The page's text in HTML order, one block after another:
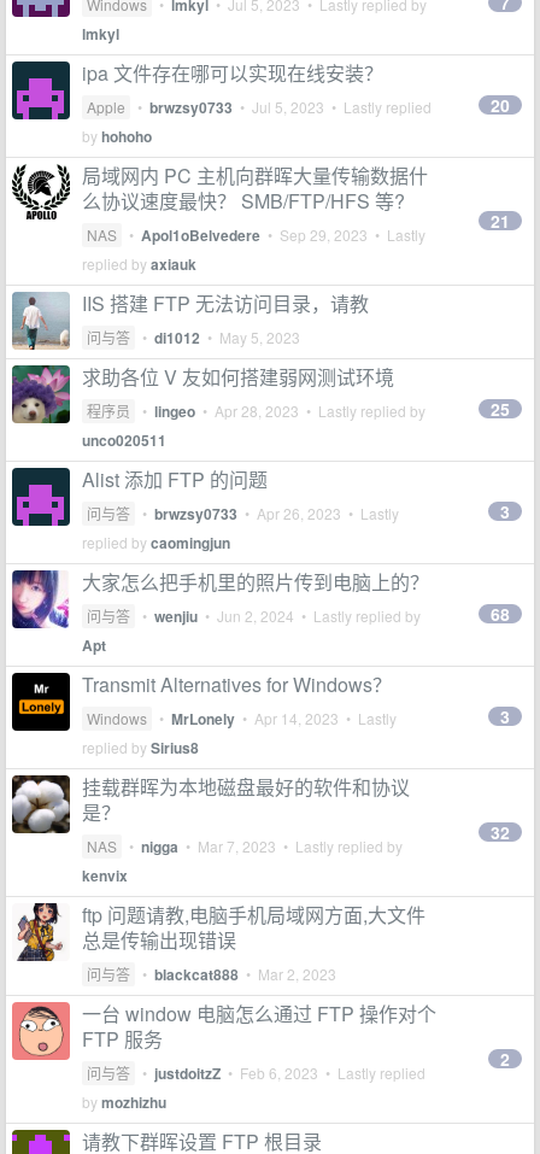
Windows • lmkyl • Jul 5, 2023 • Lastly replied by
lmkyl
ipa 文件存在哪可以实现在线安装？
Apple • brwzsy0733 • Jul 5, 2023 • Lastly replied
byhohoho
20
局域网内 PC 主机向群晖大量传输数据什
么协议速度最快？ SMB/FTP/HFS 等?
NAS • Apol1oBelvedere • Sep 29, 2023 • Lastly
replied byaxiauk
21
IIS 搭建 FTP 无法访问目录，请教
问与答 • di1012 • May 5, 2023
求助各位 V 友如何搭建弱网测试环境
程序员 • lingeo • Apr 28, 2023 • Lastly replied by
unco020511
25
Alist 添加 FTP 的问题
问与答 • brwzsy0733 • Apr 26, 2023 • Lastly
replied bycaomingjun
3
大家怎么把手机里的照片传到电脑上的？
问与答 • wenjiu • Jun 2, 2024 • Lastly replied by
Apt
68
Transmit Alternatives for Windows？
Windows • MrLonely • Apr 14, 2023 • Lastly
replied bySirius8
3
挂载群晖为本地磁盘最好的软件和协议
是？
NAS • nigga • Mar 7, 2023 • Lastly replied by
kenvix
32
ftp 问题请教,电脑手机局域网方面,大文件
总是传输出现错误
问与答 • blackcat888 • Mar 2, 2023
一台 window 电脑怎么通过 FTP 操作对个
FTP 服务
问与答 • justdoitzZ • Feb 6, 2023 • Lastly replied
bymozhizhu
2
请教下群晖设置 FTP 根目录